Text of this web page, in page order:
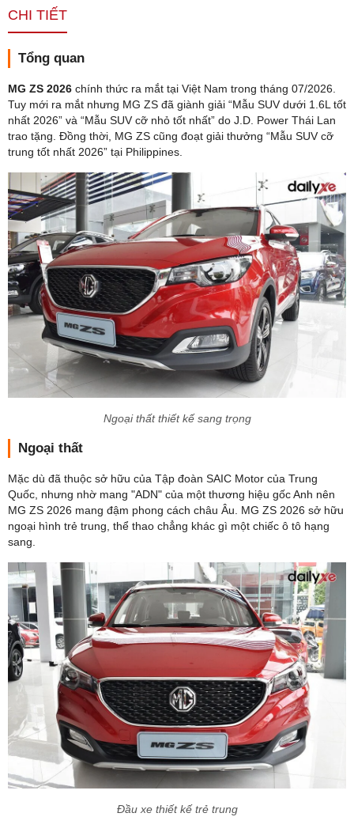
CHI TIẾT
Tổng quan
MG ZS 2026 chính thức ra mắt tại Việt Nam trong tháng 07/2026.
Tuy mới ra mắt nhưng MG ZS đã giành giải “Mẫu SUV dưới 1.6L tốt
nhất 2026” và “Mẫu SUV cỡ nhỏ tốt nhất” do J.D. Power Thái Lan
trao tặng. Đồng thời, MG ZS cũng đoạt giải thưởng “Mẫu SUV cỡ
trung tốt nhất 2026” tại Philippines.
Ngoại thất thiết kế sang trọng
Ngoại thất
Mặc dù đã thuộc sở hữu của Tập đoàn SAIC Motor của Trung
Quốc, nhưng nhờ mang "ADN" của một thương hiệu gốc Anh nên
MG ZS 2026 mang đậm phong cách châu Âu. MG ZS 2026 sở hữu
ngoại hình trẻ trung, thể thao chẳng khác gì một chiếc ô tô hạng
sang.
Đầu xe thiết kế trẻ trung